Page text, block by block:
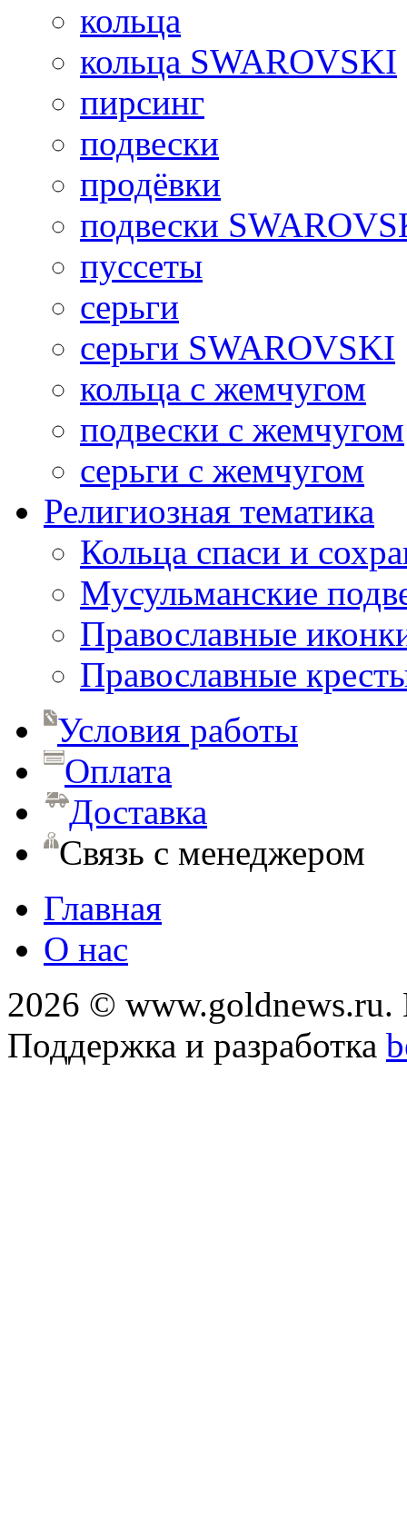
кольца
кольца SWAROVSKI
пирсинг
подвески
продёвки
подвески
пуссеты
серьги
серьги SWAROVSKI
кольца с жемчугом
подвески с жемчугом
серьги с жемчугом
Религиозная тематика
Кольца спаси и
Мусульманские
Православные
Православные
Условия работы
Оплата
Доставка
Связь с менеджером
Главная
О нас
2026 ©
Поддержка и разработка